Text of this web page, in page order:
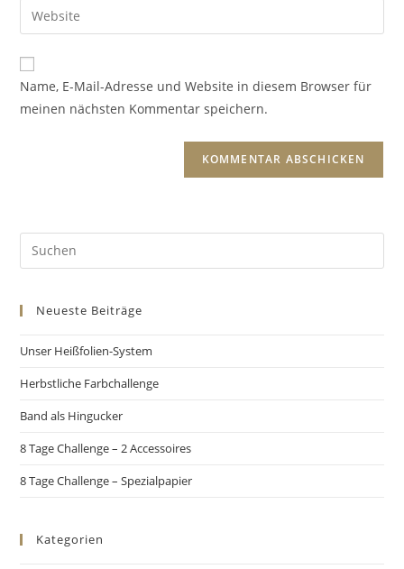
Name, E-Mail-Adresse und Website in diesem Browser für
meinen nächsten Kommentar speichern.
Neueste Beiträge
Unser Heißfolien-System
Herbstliche Farbchallenge
Band als Hingucker
8 Tage Challenge – 2 Accessoires
8 Tage Challenge – Spezialpapier
Kategorien